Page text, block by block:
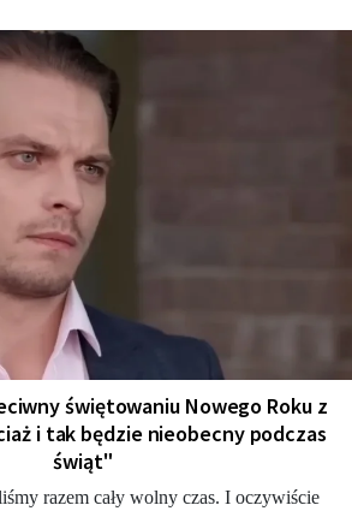
świętowaniu Nowego Roku z
i tak będzie nieobecny podczas
świąt"
razem cały wolny czas. I oczywiście